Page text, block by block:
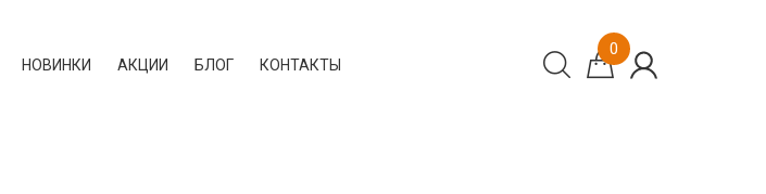
НОВИНКИ АКЦИИ БЛОГ КОНТАКТЫ
0